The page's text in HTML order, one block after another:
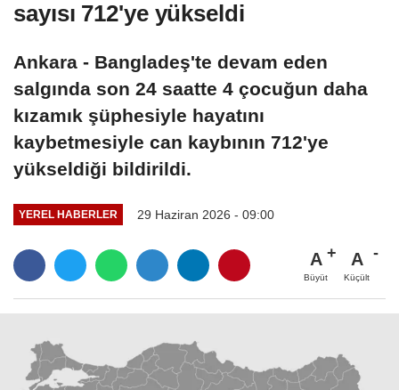
sayısı 712'ye yükseldi
Ankara - Bangladeş'te devam eden
salgında son 24 saatte 4 çocuğun daha
kızamık şüphesiyle hayatını
kaybetmesiyle can kaybının 712'ye
yükseldiği bildirildi.
YEREL HABERLER 29 Haziran 2026 - 09:00
A
Büyüt
A
Küçült